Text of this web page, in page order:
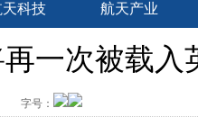
天科技 航天产业
一次被载入
字号：